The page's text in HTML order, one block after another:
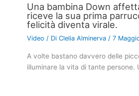
Una bambina Down
riceve la sua prima
felicità diventa virale.
Video / DiClelia Alminerva /7
A volte bastano davvero delle
illuminare la vita di tante persone.